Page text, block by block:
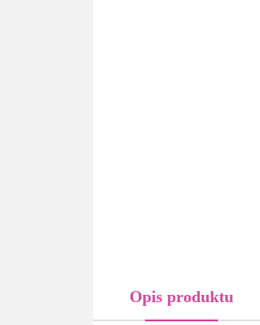
Opis produktu